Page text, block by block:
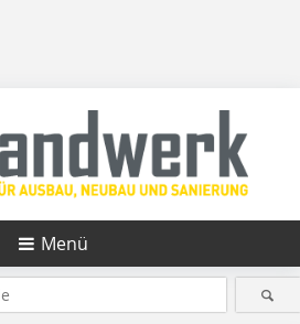
Menü